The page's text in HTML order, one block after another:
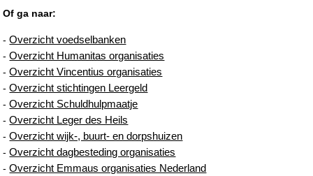
Of ga naar:
-Overzicht voedselbanken
-Overzicht Humanitas organisaties
-Overzicht Vincentius organisaties
-Overzicht stichtingen Leergeld
-Overzicht Schuldhulpmaatje
-Overzicht Leger des Heils
-Overzicht wijk-, buurt- en dorpshuizen
-Overzicht dagbesteding organisaties
-Overzicht Emmaus organisaties Nederland